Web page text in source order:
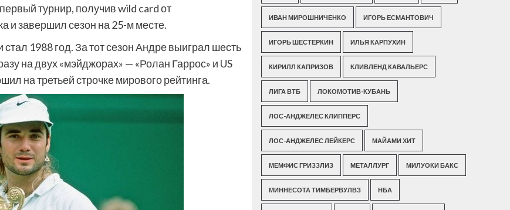
турнир, получив wild card от
и завершил сезон на 25-м месте.
1988 год. За тот сезон Андре выиграл шесть
на двух «мэйджорах» — «Ролан Гаррос» и US
на третьей строчке мирового рейтинга.
ИВАН МИРОШНИЧЕНКО ИГОРЬ ЕСМАНТОВИЧ
ИГОРЬ ШЕСТЕРКИН ИЛЬЯ КАРПУХИН
КИРИЛЛ КАПРИЗОВ КЛИВЛЕНД КАВАЛЬЕРС
ЛИГА ВТБ ЛОКОМОТИВ-КУБАНЬ
ЛОС-АНДЖЕЛЕС КЛИППЕРС
ЛОС-АНДЖЕЛЕС ЛЕЙКЕРС МАЙАМИ ХИТ
МЕМФИС ГРИЗЗЛИЗ МЕТАЛЛУРГ МИЛУОКИ БАКС
МИННЕСОТА ТИМБЕРВУЛВЗ НБА